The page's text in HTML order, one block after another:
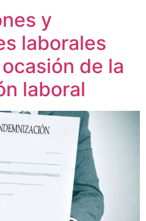
y
laborales
de la
laboral